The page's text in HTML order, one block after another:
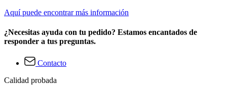
Aquí puede encontrar más información
¿Necesitas ayuda con tu pedido? Estamos encantados de
responder a tus preguntas.
Contacto
Calidad probada